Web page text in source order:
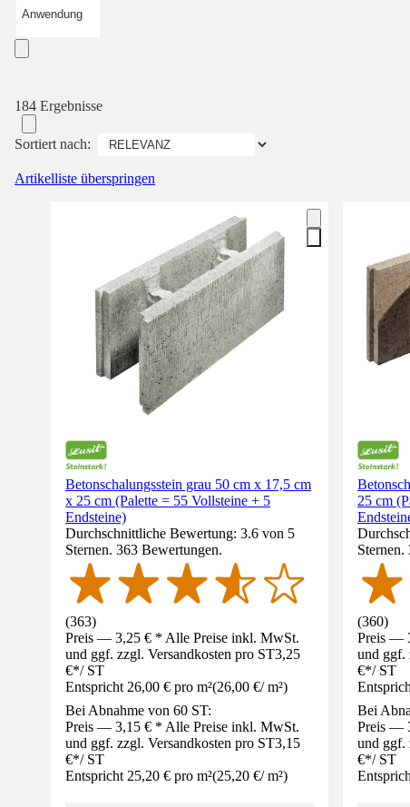
Anwendung
184 Ergebnisse
Sortiert nach:
Artikelliste überspringen
Betonschalungsstein grau 50 cm x 17,5 cm
x 25 cm (Palette = 55 Vollsteine + 5
Endsteine)
Durchschnittliche Bewertung: 3.6 von 5
Sternen. 363 Bewertungen.
(363)
Preis — 3,25 € * Alle Preise inkl. MwSt.
und ggf. zzgl. Versandkosten pro ST3,25
€*/ ST
Entspricht 26,00 € pro m²(26,00 €/ m²)
Bei Abnahme von 60 ST:
Preis — 3,15 € * Alle Preise inkl. MwSt.
und ggf. zzgl. Versandkosten pro ST3,15
€*/ ST
Entspricht 25,20 € pro m²(25,20 €/ m²)
25 cm
Sternen.
(360)
Preis —
und ggf.
€*/ ST
Bei
Preis —
und ggf.
€*/ ST